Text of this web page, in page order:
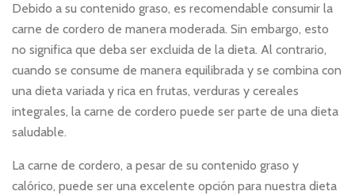
Debido a su contenido graso, es recomendable consumir la
carne de cordero de manera moderada. Sin embargo, esto
no significa que deba ser excluida de la dieta. Al contrario,
cuando se consume de manera equilibrada y se combina con
una dieta variada y rica en frutas, verduras y cereales
integrales, la carne de cordero puede ser parte de una dieta
saludable.
La carne de cordero, a pesar de su contenido graso y
calórico, puede ser una excelente opción para nuestra dieta